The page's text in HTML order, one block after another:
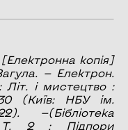
[Електронна копія]
— Електрон.
Літ. і мистецтво :
(Київ: НБУ ім.
—(Бібліотека
Т. 2 :
Підпори